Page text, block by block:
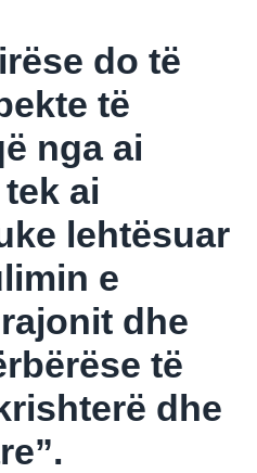
do të
të
nga ai
ai
lehtësuar
e
dhe
të
dhe